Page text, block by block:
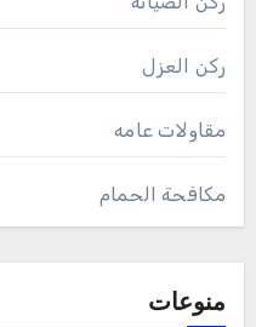
ركن العزل
مقاولات عامه
مكافحة الحمام
منوعات